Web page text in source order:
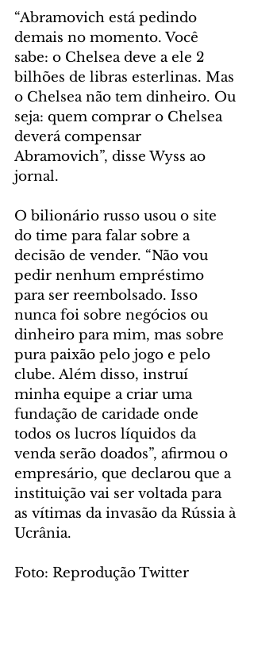
“Abramovich está pedindo
demais no momento. Você
sabe: o Chelsea deve a ele 2
bilhões de libras esterlinas. Mas
o Chelsea não tem dinheiro. Ou
seja: quem comprar o Chelsea
deverá compensar
Abramovich”, disse Wyss ao
jornal.
O bilionário russo usou o site
do time para falar sobre a
decisão de vender. “Não vou
pedir nenhum empréstimo
para ser reembolsado. Isso
nunca foi sobre negócios ou
dinheiro para mim, mas sobre
pura paixão pelo jogo e pelo
clube. Além disso, instruí
minha equipe a criar uma
fundação de caridade onde
todos os lucros líquidos da
venda serão doados”, afirmou o
empresário, que declarou que a
instituição vai ser voltada para
as vítimas da invasão da Rússia à
Ucrânia.
Foto: Reprodução Twitter